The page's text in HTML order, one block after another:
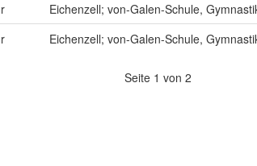
Eichenzell; von-Galen-Schule,
Eichenzell; von-Galen-Schule,
Seite 1 von 2